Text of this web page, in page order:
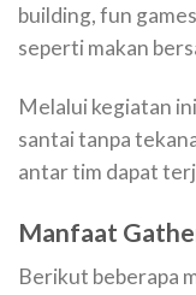
building, fun
seperti makan
Melalui kegiatan
santai tanpa
antar tim dapat
Manfaat
Berikut beberapa